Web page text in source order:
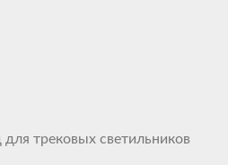
трековых светильников